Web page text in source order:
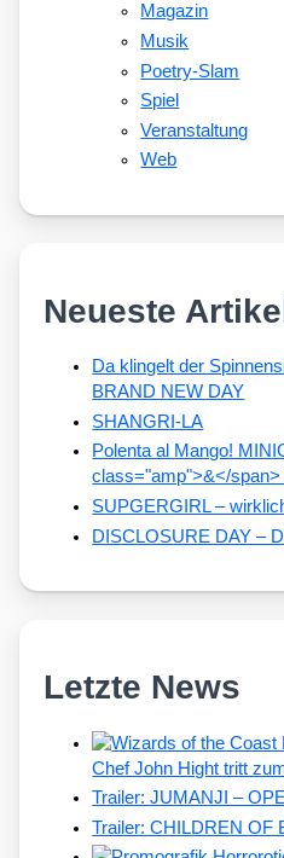
Magazin
Musik
Poetry-Slam
Spiel
Veranstaltung
Web
Neueste
Da klingelt der
BRAND NEW DAY
SHANGRI-LA
Polenta al Mango!
class="amp">&</
SUPGERGIRL –
DISCLOSURE DAY –
Letzte News
Chef John Hight tritt
Trailer: JUMANJI –
Trailer: CHILDREN OF